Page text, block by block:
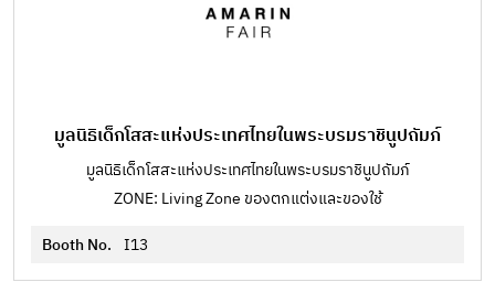
มูลนิธิเด็กโสสะแห่งประเทศไทยในพระบรมราชินูปถัมภ์
มูลนิธิเด็กโสสะแห่งประเทศไทยในพระบรมราชินูปถัมภ์
ZONE: Living Zone ของตกแต่งและของใช้
Booth No. I13